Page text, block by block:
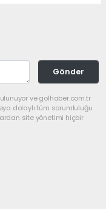
Gönder
ve golhaber.com.tr
dolaylı tüm sorumluluğu
site yönetimi hiçbir